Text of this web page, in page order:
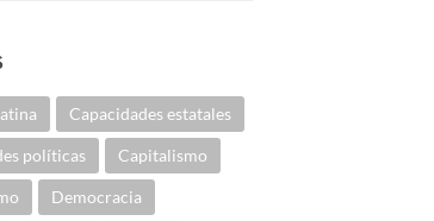
Capacidades estatales
políticas Capitalismo
Democracia